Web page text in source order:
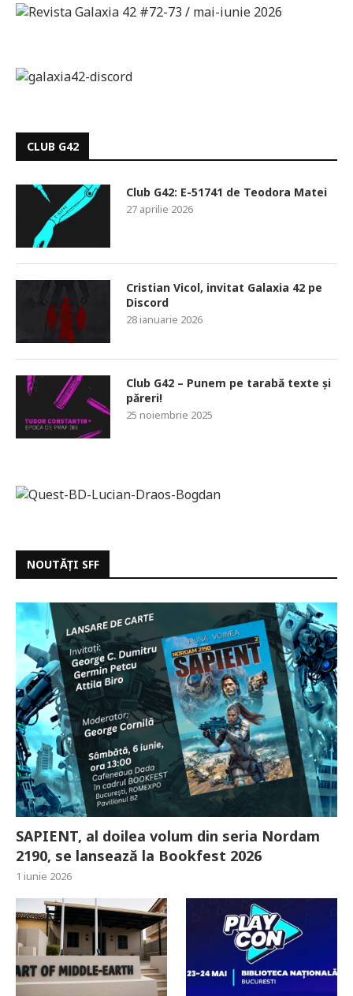
CLUB G42
Club G42: E-51741 de Teodora Matei
27 aprilie 2026
Cristian Vicol, invitat Galaxia 42 pe
Discord
28 ianuarie 2026
Club G42 – Punem pe tarabă texte și
păreri!
25 noiembrie 2025
NOUTĂȚI SFF
SAPIENT, al doilea volum din seria Nordam
2190, se lansează la Bookfest 2026
1 iunie 2026